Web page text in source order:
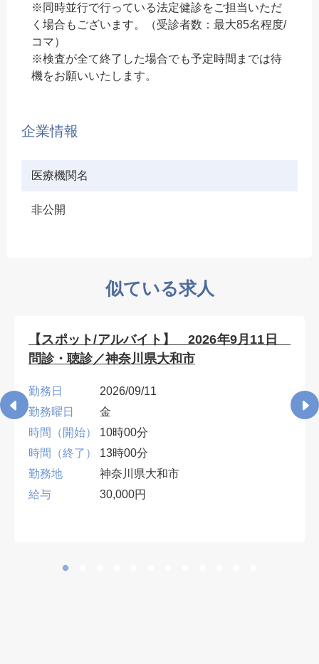
※同時並行で行っている法定健診をご担当いただ
く場合もございます。（受診者数：最大85名程度/
コマ）
※検査が全て終了した場合でも予定時間までは待
機をお願いいたします。
企業情報
医療機関名
非公開
似ている求人
【スポット/アルバイト】 2026年9月11日
問診・聴診／神奈川県大和市
勤務日
2026/09/11
勤務曜日
金
時間（開始）
10時00分
時間（終了）
13時00分
勤務地
神奈川県大和市
給与
30,000円